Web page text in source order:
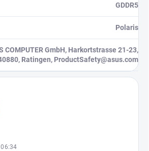
GDDR5
Polaris
COMPUTER GmbH, Harkortstrasse 21-23,
Ratingen, ProductSafety@asus.com